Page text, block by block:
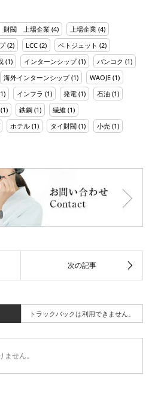
財閥 上場企業(4) 上場企業 (4)
(2) LCC (2) ベトジェット (2)
(1) インターンシップ(1) バンコク (1)
海外インターンシップ(1) WAOJE (1)
インフラ (1) 発電 (1) 石油 (1)
(1) 鉄鋼 (1) 繊維 (1)
ホテル (1) タイ財閥 (1) 小売 (1)
トラックバックは利用できません。
せん。